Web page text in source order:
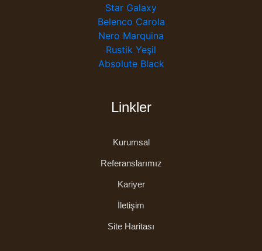
Star Galaxy
Belenco Carola
Nero Marquina
Rustik Yeşil
Absolute Black
Linkler
Kurumsal
Referanslarımız
Kariyer
İletişim
Site Haritası